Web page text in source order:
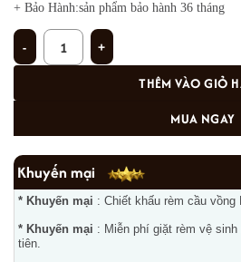
+ Bảo Hành:sản phẩm bảo hành 36 tháng
Rèm lá dọc LD-30 số lượng
THÊM VÀO GIỎ
MUA NGAY
Khuyến mại
* Khuyến mại : Chiết khấu rèm cầu vồng
* Khuyến mại : Miễn phí giặt rèm vệ
tiên.